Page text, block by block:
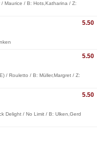
Maurice / B: Hots,Katharina / Z:
5.50
5.50
/ Rouletto / B: Müller,Margret / Z:
5.50
Delight / No Limit / B: Ulken,Gerd